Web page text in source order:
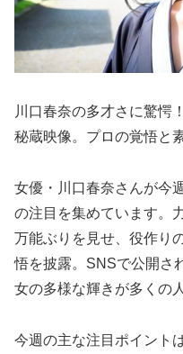
川口春奈の多才さに驚愕
秘蔵映像。プロの覚悟と
女優・川口春奈さんが今
の注目を集めています。
万能ぶりを見せ、役作り
悟を披露。SNSで公開さ
女の多様な輝きが多くの
今週の主な注目ポイント